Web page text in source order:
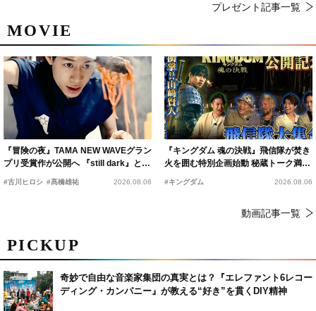
PICKUP
奇妙で自由な音楽家集団の真実とは？『エレファント6レコー
ディング・カンパニー』が教える“好き”を貫くDIY精神
MOVIE
『冒険の夜』TAMA NEW WAVEグラン
プリ受賞作が公開へ 『still dark』と同
#古川ヒロシ #髙橋雄祐 2026.08.06
『キングダム 魂の決戦』飛信隊が焚き
火を囲む特別企画始動 秘蔵トーク満載
#キングダム 2026.08.06
動画記事一覧
プレゼント記事一覧